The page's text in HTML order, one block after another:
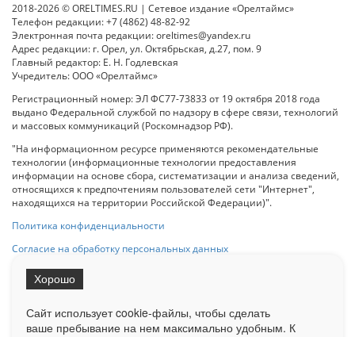
2018-2026 © ORELTIMES.RU | Сетевое издание «Орелтаймс»
Телефон редакции: +7 (4862) 48-82-92
Электронная почта редакции: oreltimes@yandex.ru
Адрес редакции: г. Орел, ул. Октябрьская, д.27, пом. 9
Главный редактор: Е. Н. Годлевская
Учредитель: ООО «Орелтаймс»
Регистрационный номер: ЭЛ ФС77-73833 от 19 октября 2018 года
выдано Федеральной службой по надзору в сфере связи, технологий
и массовых коммуникаций (Роскомнадзор РФ).
"На информационном ресурсе применяются рекомендательные
технологии (информационные технологии предоставления
информации на основе сбора, систематизации и анализа сведений,
относящихся к предпочтениям пользователей сети "Интернет",
находящихся на территории Российской Федерации)".
Политика конфиденциальности
Согласие на обработку персональных данных
на Сетевое издание «ОрелТаймс» обязательна.
Сайт использует cookie-файлы, чтобы сделать
ваше пребывание на нем максимально удобным. К
Хорошо